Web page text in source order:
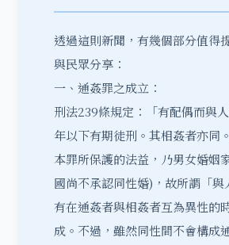
透過這則新聞，有幾個部分值得
與民眾分享：
一、 通姦罪之成立：
刑法239條規定：「有配偶而與
年以下有期徒刑。其相姦者亦同。
本罪所保護的法益，乃男女婚姻
國尚不承認同性婚)，故所謂「與
有在通姦者與相姦者互為異性的
成。不過，雖然同性間不會構成